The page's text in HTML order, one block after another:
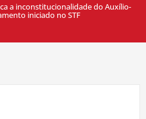
a inconstitucionalidade do Auxílio-
iniciado no STF